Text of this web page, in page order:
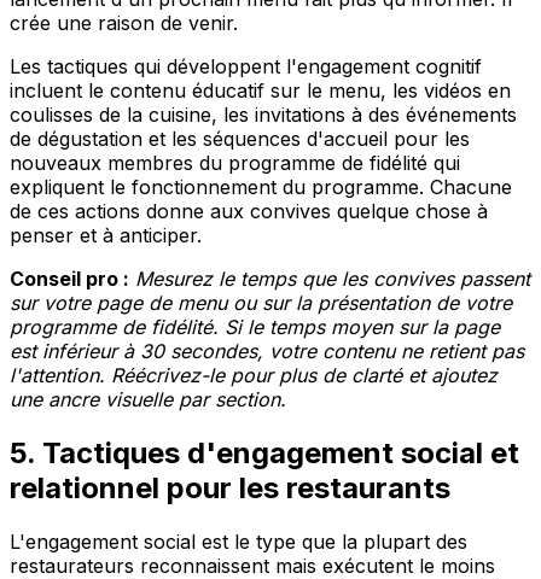
crée une raison de venir.
Les tactiques qui développent l'engagement cognitif
incluent le contenu éducatif sur le menu, les vidéos en
coulisses de la cuisine, les invitations à des événements
de dégustation et les séquences d'accueil pour les
nouveaux membres du programme de fidélité qui
expliquent le fonctionnement du programme. Chacune
de ces actions donne aux convives quelque chose à
penser et à anticiper.
Conseil pro : Mesurez le temps que les convives passent
sur votre page de menu ou sur la présentation de votre
programme de fidélité. Si le temps moyen sur la page
est inférieur à 30 secondes, votre contenu ne retient pas
l'attention. Réécrivez-le pour plus de clarté et ajoutez
une ancre visuelle par section.
5. Tactiques d'engagement social et
relationnel pour les restaurants
L'engagement social est le type que la plupart des
restaurateurs reconnaissent mais exécutent le moins